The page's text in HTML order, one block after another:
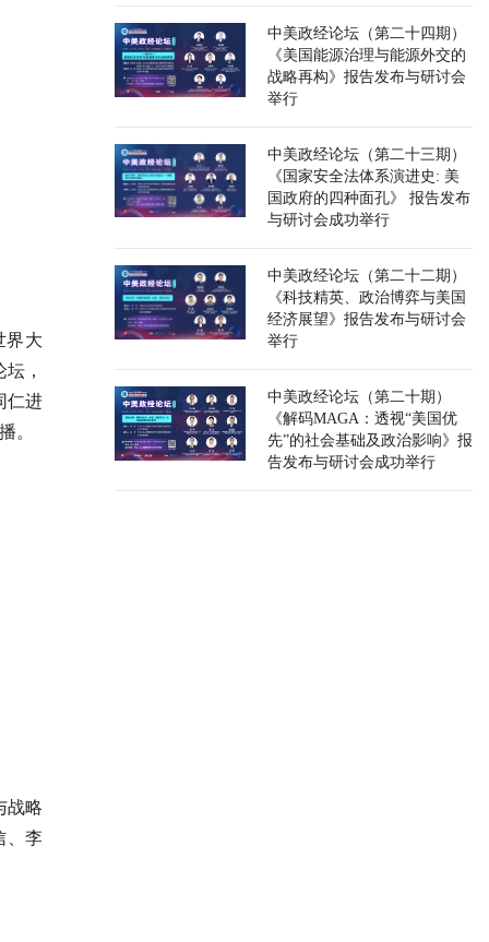
界大
，
仁进
。
战略
、李
中美政经论坛（第二十四期）
《美国能源治理与能源外交的
战略再构》报告发布与研讨会
举行
中美政经论坛（第二十三期）
《国家安全法体系演进史: 美
国政府的四种面孔》 报告发布
与研讨会成功举行
中美政经论坛（第二十二期）
《科技精英、政治博弈与美国
经济展望》报告发布与研讨会
举行
中美政经论坛（第二十期）
《解码MAGA：透视“美国优
先”的社会基础及政治影响》报
告发布与研讨会成功举行